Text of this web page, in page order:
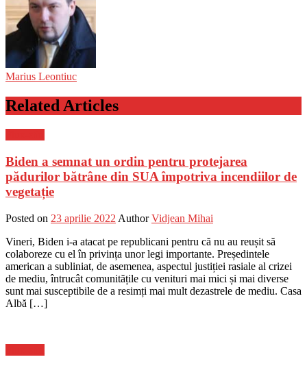
Marius Leontiuc
Related Articles
Biden a semnat un ordin pentru protejarea
pădurilor bătrâne din SUA împotriva incendiilor de
vegetație
Posted on 23 aprilie 2022 Author Vidjean Mihai
Vineri, Biden i-a atacat pe republicani pentru că nu au reușit să
colaboreze cu el în privința unor legi importante. Președintele
american a subliniat, de asemenea, aspectul justiției rasiale al crizei
de mediu, întrucât comunitățile cu venituri mai mici și mai diverse
sunt mai susceptibile de a resimți mai mult dezastrele de mediu. Casa
Albă […]